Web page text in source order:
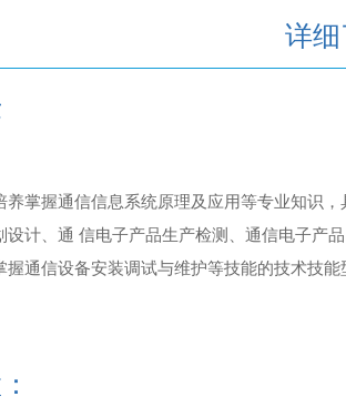
详
养掌握通信信息系统原理及应用等专业知识，
设计、通 信电子产品生产检测、通信电子产品
握通信设备安装调试与维护等技能的技术技能